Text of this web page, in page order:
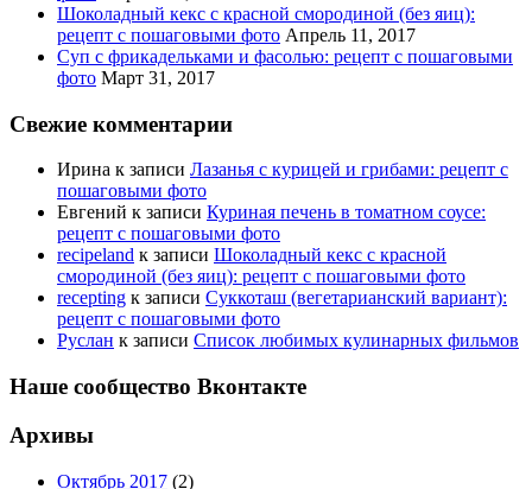
Шоколадный кекс с красной смородиной (без яиц):
рецепт с пошаговыми фото Апрель 11, 2017
Суп с фрикадельками и фасолью: рецепт с пошаговыми
фото Март 31, 2017
Свежие комментарии
Ирина к записи Лазанья с курицей и грибами: рецепт с
пошаговыми фото
Евгений к записи Куриная печень в томатном соусе:
рецепт с пошаговыми фото
recipeland к записи Шоколадный кекс с красной
смородиной (без яиц): рецепт с пошаговыми фото
recepting к записи Суккоташ (вегетарианский вариант):
рецепт с пошаговыми фото
Руслан к записи Список любимых кулинарных фильмов
Наше сообщество Вконтакте
Архивы
Октябрь 2017 (2)